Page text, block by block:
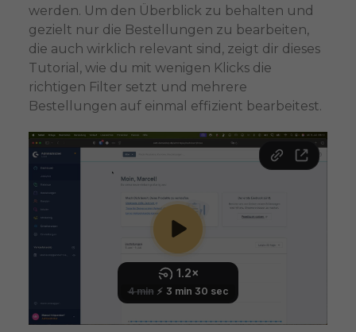
werden. Um den Überblick zu behalten und
gezielt nur die Bestellungen zu bearbeiten,
die auch wirklich relevant sind, zeigt dir dieses
Tutorial, wie du mit wenigen Klicks die
richtigen Filter setzt und mehrere
Bestellungen auf einmal effizient bearbeitest.